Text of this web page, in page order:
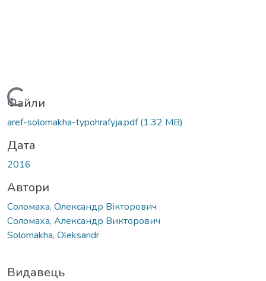
Вантажиться...
Файли
aref-solomakha-typohrafyja.pdf(1.32 MB)
Дата
2016
Автори
Соломаха, Олександр Вікторович
Соломаха, Александр Викторович
Solomakha, Oleksandr
Видавець